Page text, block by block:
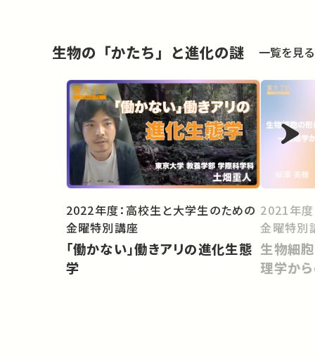
生物の「かたち」と進化の謎 一覧を見る
2022年度：高校生と大学生のための
金曜特別講座
「働かない」働きアリの進化生態
学
2021年度
金曜特別
生物細
理学か